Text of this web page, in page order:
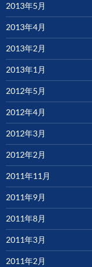
2013年5月
2013年4月
2013年2月
2013年1月
2012年5月
2012年4月
2012年3月
2012年2月
2011年11月
2011年9月
2011年8月
2011年3月
2011年2月